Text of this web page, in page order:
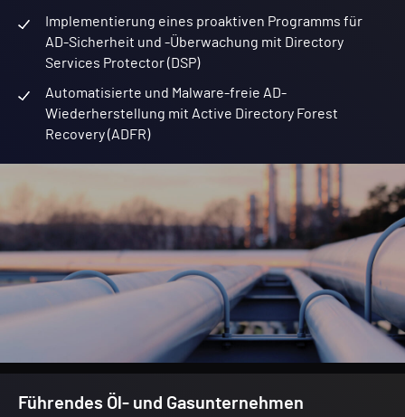
Implementierung eines proaktiven Programms für
AD-Sicherheit und -Überwachung mit Directory
Services Protector (DSP)
Automatisierte und Malware-freie AD-
Wiederherstellung mit Active Directory Forest
Recovery (ADFR)
Führendes Öl- und Gasunternehmen